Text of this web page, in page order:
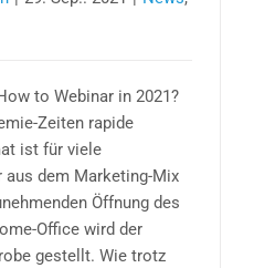
to Webinar in 2021?
Zeiten rapide
ist für viele
aus dem Marketing-Mix
Öffnung des
Office wird der
gestellt. Wie trotz